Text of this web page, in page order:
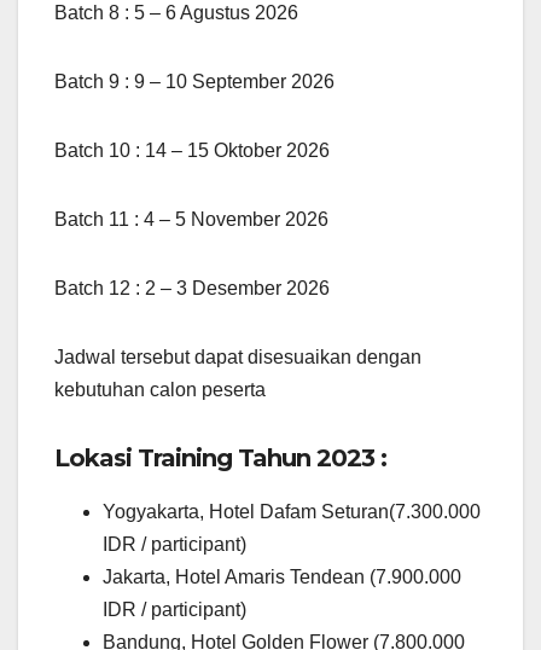
Batch 8 : 5 – 6 Agustus 2026
Batch 9 : 9 – 10 September 2026
Batch 10 : 14 – 15 Oktober 2026
Batch 11 : 4 – 5 November 2026
Batch 12 : 2 – 3 Desember 2026
Jadwal tersebut dapat disesuaikan dengan
kebutuhan calon peserta
Lokasi Training Tahun 2023 :
Yogyakarta, Hotel Dafam Seturan(7.300.000
IDR / participant)
Jakarta, Hotel Amaris Tendean (7.900.000
IDR / participant)
Bandung, Hotel Golden Flower (7.800.000